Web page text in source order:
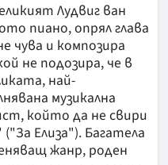
Лудвиг ван
пиано, опрял глава
чува и композира
не подозира, че в
най-
музикална
който да не свири
("За Елиза"). Багатела
жанр, роден